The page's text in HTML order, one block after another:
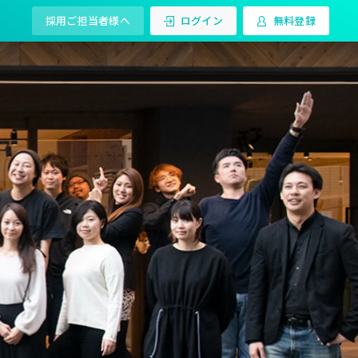
採用ご担当者様へ ログイン 無料登録